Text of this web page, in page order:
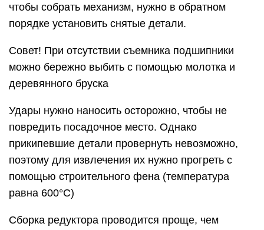
чтобы собрать механизм, нужно в обратном
порядке установить снятые детали.
Совет! При отсутствии съемника подшипники
можно бережно выбить с помощью молотка и
деревянного бруска
Удары нужно наносить осторожно, чтобы не
повредить посадочное место. Однако
прикипевшие детали провернуть невозможно,
поэтому для извлечения их нужно прогреть с
помощью строительного фена (температура
равна 600°С)
Сборка редуктора проводится проще, чем